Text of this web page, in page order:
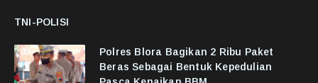
TNI-POLISI
Polres Blora Bagikan 2 Ribu Paket
Beras Sebagai Bentuk Kepedulian